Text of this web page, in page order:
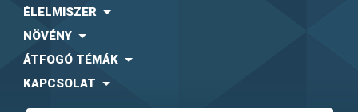
ÉLELMISZER
NÖVÉNY
ÁTFOGÓ TÉMÁK
KAPCSOLAT